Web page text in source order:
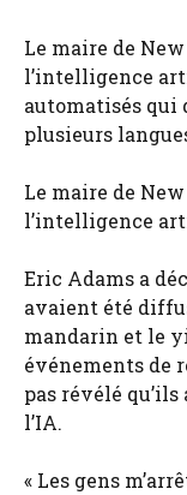
Le maire de
l’intelligence
automatisés qui
plusieurs
Le maire de
l’intelligence
Eric Adams a
avaient été
mandarin et le
événements de
pas révélé
l’IA.
« Les gens